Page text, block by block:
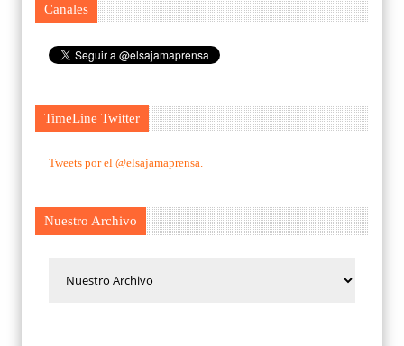
Canales
TimeLine Twitter
Tweets por el @elsajamaprensa.
Nuestro Archivo